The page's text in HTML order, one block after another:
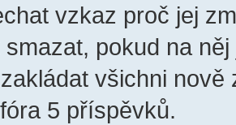
vzkaz proč jej
pokud na
všichni
5 příspěvků.